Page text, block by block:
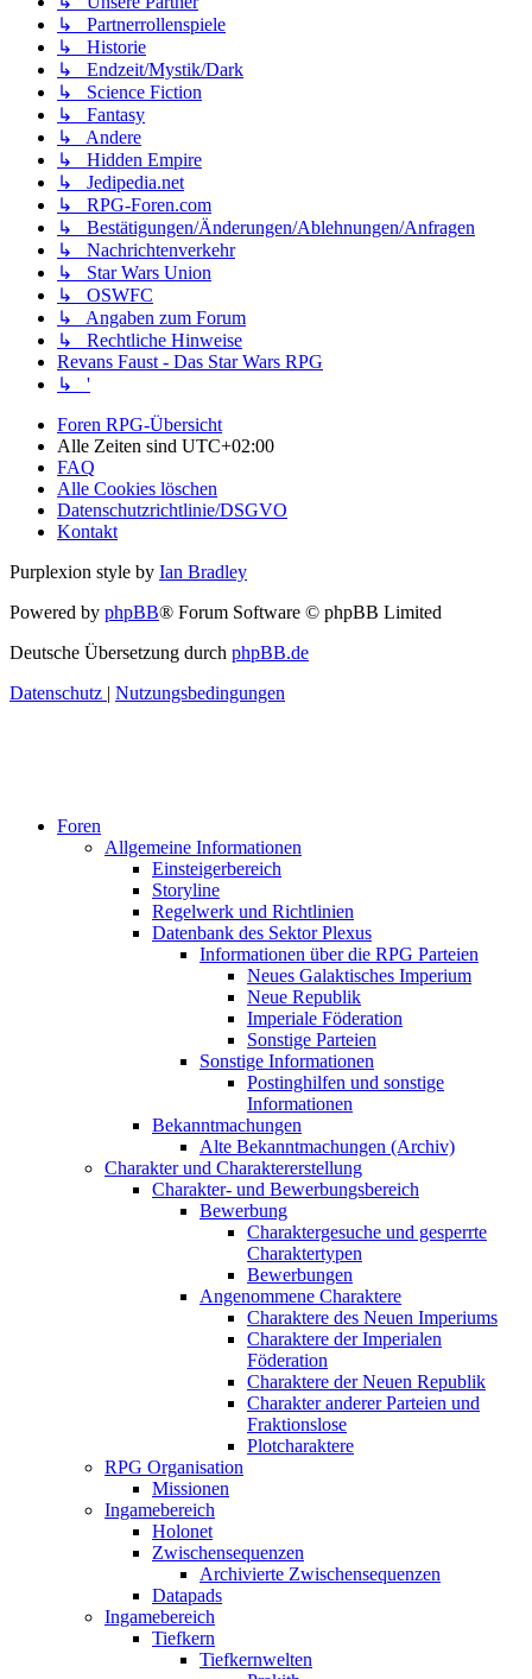
↳ Partnerrollenspiele
↳ Historie
↳ Endzeit/Mystik/Dark
↳ Science Fiction
↳ Fantasy
↳ Andere
↳ Hidden Empire
↳ Jedipedia.net
↳ RPG-Foren.com
↳ Bestätigungen/Änderungen/Ablehnungen/Anfragen
↳ Nachrichtenverkehr
↳ Star Wars Union
↳ OSWFC
↳ Angaben zum Forum
↳ Rechtliche Hinweise
Revans Faust - Das Star Wars RPG
↳ '
Foren RPG-Übersicht
Alle Zeiten sind UTC+02:00
FAQ
Alle Cookies löschen
Datenschutzrichtlinie/DSGVO
Kontakt
Purplexion style by Ian Bradley
Powered by phpBB® Forum Software © phpBB Limited
Deutsche Übersetzung durch phpBB.de
Datenschutz | Nutzungsbedingungen
Foren
Allgemeine Informationen
Einsteigerbereich
Storyline
Regelwerk und Richtlinien
Datenbank des Sektor Plexus
Informationen über die RPG Parteien
Neues Galaktisches Imperium
Neue Republik
Imperiale Föderation
Sonstige Parteien
Sonstige Informationen
Postinghilfen und sonstige
Informationen
Bekanntmachungen
Alte Bekanntmachungen (Archiv)
Charakter und Charaktererstellung
Charakter- und Bewerbungsbereich
Bewerbung
Charaktergesuche und gesperrte
Charaktertypen
Bewerbungen
Angenommene Charaktere
Charaktere des Neuen Imperiums
Charaktere der Imperialen
Föderation
Charaktere der Neuen Republik
Charakter anderer Parteien und
Fraktionslose
Plotcharaktere
RPG Organisation
Missionen
Ingamebereich
Holonet
Zwischensequenzen
Archivierte Zwischensequenzen
Datapads
Ingamebereich
Tiefkern
Tiefkernwelten